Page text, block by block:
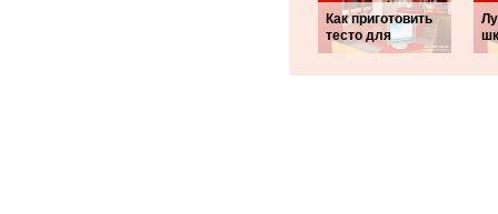
Как приготовить
тесто для